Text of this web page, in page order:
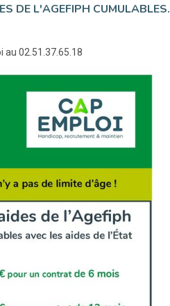
DE L'AGEFIPH CUMULABLES.
au 02.51.37.65.18